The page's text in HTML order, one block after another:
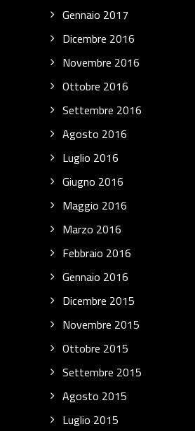
Gennaio 2017
Dicembre 2016
Novembre 2016
Ottobre 2016
Settembre 2016
Agosto 2016
Luglio 2016
Giugno 2016
Maggio 2016
Marzo 2016
Febbraio 2016
Gennaio 2016
Dicembre 2015
Novembre 2015
Ottobre 2015
Settembre 2015
Agosto 2015
Luglio 2015